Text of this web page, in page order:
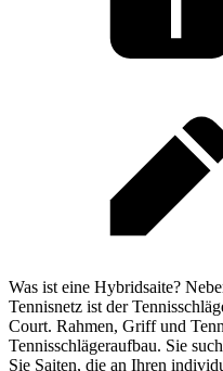
Was ist eine Hybridsaite?
Tennisnetz ist der
Court. Rahmen, Griff und
Tennisschlägeraufbau. Sie
Sie Saiten, die an Ihren